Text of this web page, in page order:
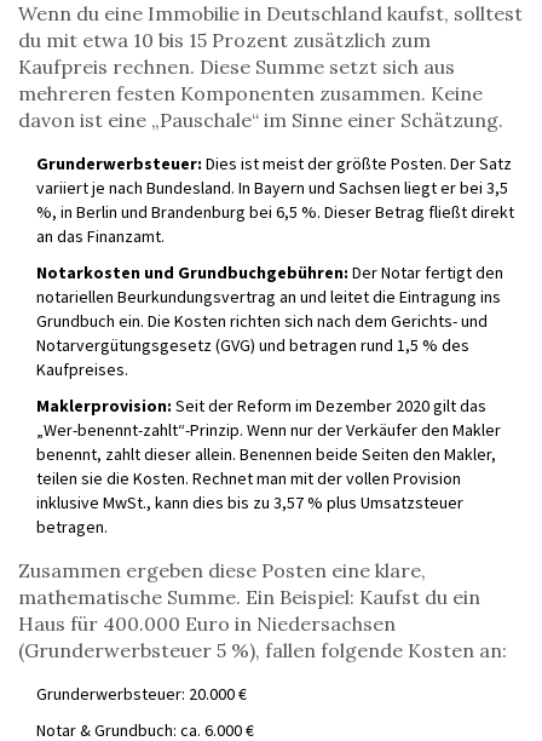
Wenn du eine Immobilie in Deutschland kaufst, solltest
du mit etwa 10 bis 15 Prozent zusätzlich zum
Kaufpreis rechnen. Diese Summe setzt sich aus
mehreren festen Komponenten zusammen. Keine
davon ist eine „Pauschale“ im Sinne einer Schätzung.
Grunderwerbsteuer: Dies ist meist der größte Posten. Der Satz
variiert je nach Bundesland. In Bayern und Sachsen liegt er bei 3,5
%, in Berlin und Brandenburg bei 6,5 %. Dieser Betrag fließt direkt
an das Finanzamt.
Notarkosten und Grundbuchgebühren: Der Notar fertigt den
notariellen Beurkundungsvertrag an und leitet die Eintragung ins
Grundbuch ein. Die Kosten richten sich nach dem Gerichts- und
Notarvergütungsgesetz (GVG) und betragen rund 1,5 % des
Kaufpreises.
Maklerprovision: Seit der Reform im Dezember 2020 gilt das
„Wer-benennt-zahlt“-Prinzip. Wenn nur der Verkäufer den Makler
benennt, zahlt dieser allein. Benennen beide Seiten den Makler,
teilen sie die Kosten. Rechnet man mit der vollen Provision
inklusive MwSt., kann dies bis zu 3,57 % plus Umsatzsteuer
betragen.
Zusammen ergeben diese Posten eine klare,
mathematische Summe. Ein Beispiel: Kaufst du ein
Haus für 400.000 Euro in Niedersachsen
(Grunderwerbsteuer 5 %), fallen folgende Kosten an:
Grunderwerbsteuer: 20.000 €
Notar & Grundbuch: ca. 6.000 €